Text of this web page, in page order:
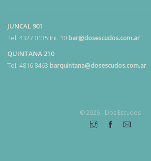
JUNCAL 901
Tel. 4327 0135 Int. 10 bar@dosescudos.com.ar
QUINTANA 210
Tel. 4816 8463 barquintana@dosescudos.com.ar
© 2026 - Dos Escudos